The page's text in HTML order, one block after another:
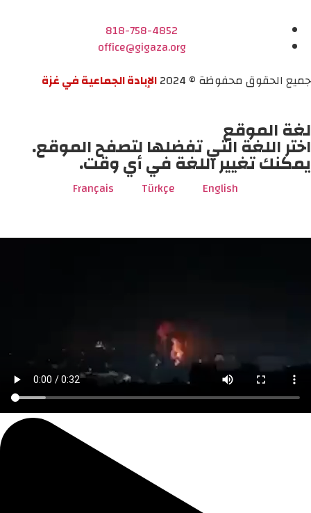
818-758-4852
office@gigaza.org
جميع الحقوق محفوظة © 2024
الإبادة الجماعية في غزة
لغة الموقع
اختر اللغة التي تفضلها لتصفح الموقع.
يمكنك تغيير اللغة في أي وقت.
English
Türkçe
Français